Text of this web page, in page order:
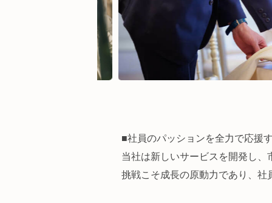
■社員のパッションを全力で応援
当社は新しいサービスを開発し
挑戦こそ成長の原動力であり、